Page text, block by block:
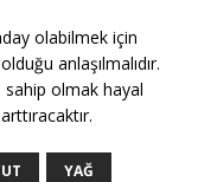
olabilmek için
anlaşılmalıdır.
sahip olmak hayal
YAĞ